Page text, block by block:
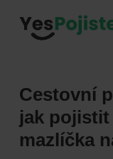
všech
druhů
pojištění
Cestovní
jak
mazlíčka